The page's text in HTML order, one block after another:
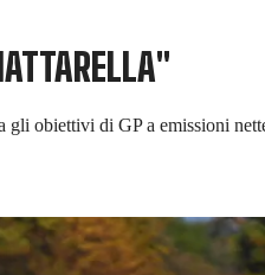
obiettivi di GP a emissioni